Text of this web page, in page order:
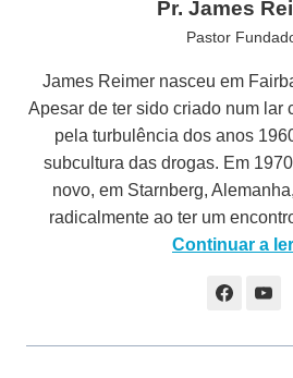
Pr. James
Pastor
James Reimer nasceu em
Apesar de ter sido criado num lar
pela turbulência dos anos
subcultura das drogas. Em
novo, em Starnberg,
radicalmente ao ter um
Continuar a